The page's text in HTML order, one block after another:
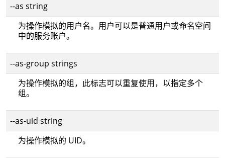
--as string
为操作模拟的用户名。用户可以是普通用户或命名空间
中的服务账户。
--as-group strings
为操作模拟的组，此标志可以重复使用，以指定多个
组。
--as-uid string
为操作模拟的 UID。